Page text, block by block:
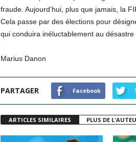
fraude. Aujourd’hui, plus que jamais, la
Cela passe par des élections pour
qui conduira inéluctablement au
Marius Danon
PARTAGER Facebook
ARTICLES SIMILAIRES PLUS DE